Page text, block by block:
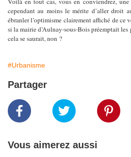
cependant au moins le mérite d’aller droit
ébranler l’optimisme clairement affiché de ce
si la mairie d’Aulnay-sous-Bois préemptait
cela se saurait, non ?
#Urbanisme
Partager
Vous aimerez aussi